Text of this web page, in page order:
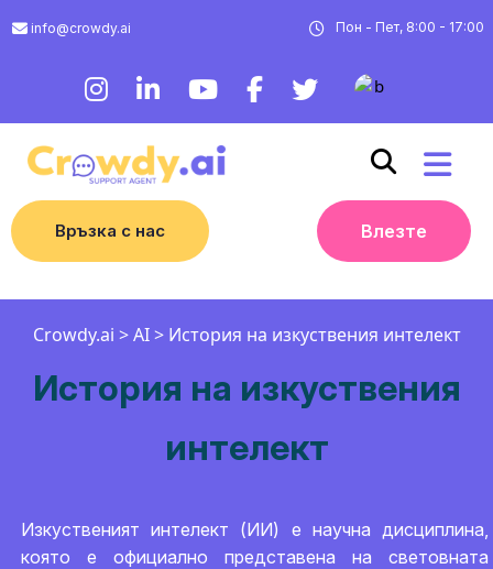
info@crowdy.ai Пон - Пет, 8:00 - 17:00
Връзка с нас Влезте
Crowdy.ai >AI> История на изкуствения интелект
История на изкуствения
интелект
Изкуственият интелект (ИИ) е научна дисциплина,
която е официално представена на световната